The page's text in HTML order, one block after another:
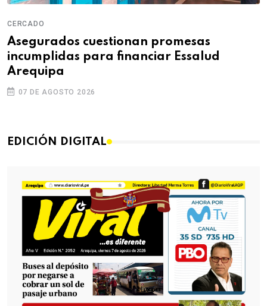
CERCADO
Asegurados cuestionan promesas
incumplidas para financiar Essalud
Arequipa
07 DE AGOSTO 2026
EDICIÓN DIGITAL